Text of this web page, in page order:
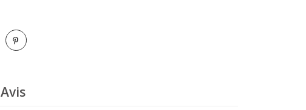
Avis